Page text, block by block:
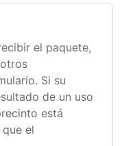
el paquete,
Si su
de un uso
está
el